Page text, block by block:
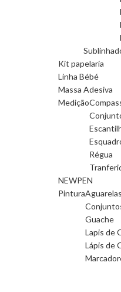
Kit papelaria
Linha Bébé
Massa Adesiva
Medição
Régua
NEWPEN
PinturaAguarelas
Guache
Lapis de
Lápis de